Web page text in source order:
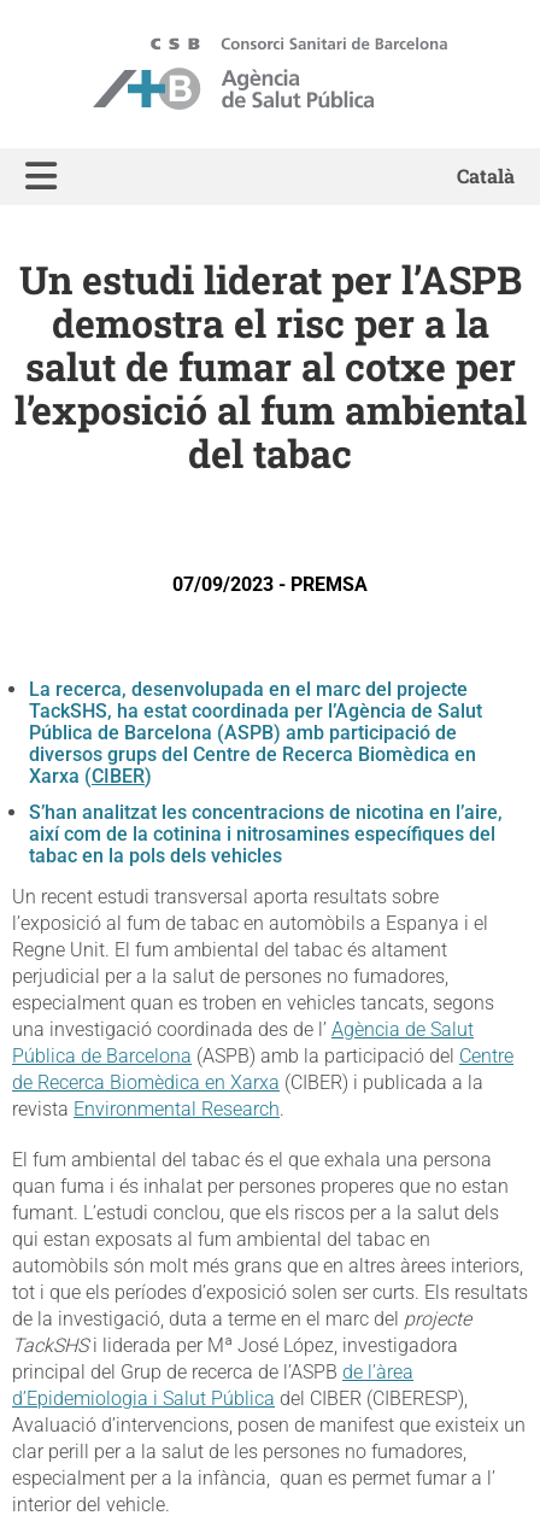
ASPB - Agència de Salut Pública de Barcelona
Català
Un estudi liderat per l’ASPB
demostra el risc per a la
salut de fumar al cotxe per
l’exposició al fum ambiental
del tabac
07/09/2023 - PREMSA
La recerca, desenvolupada en el marc del projecte
TackSHS, ha estat coordinada per l’Agència de Salut
Pública de Barcelona (ASPB) amb participació de
diversos grups del Centre de Recerca Biomèdica en
Xarxa (CIBER)
S’han analitzat les concentracions de nicotina en l’aire,
així com de la cotinina i nitrosamines específiques del
tabac en la pols dels vehicles
Un recent estudi transversal aporta resultats sobre
l’exposició al fum de tabac en automòbils a Espanya i el
Regne Unit. El fum ambiental del tabac és altament
perjudicial per a la salut de persones no fumadores,
especialment quan es troben en vehicles tancats, segons
una investigació coordinada des de l’ Agència de Salut
Pública de Barcelona (ASPB) amb la participació del Centre
de Recerca Biomèdica en Xarxa (CIBER) i publicada a la
revista Environmental Research.
El fum ambiental del tabac és el que exhala una persona
quan fuma i és inhalat per persones properes que no estan
fumant. L’estudi conclou, que els riscos per a la salut dels
qui estan exposats al fum ambiental del tabac en
automòbils són molt més grans que en altres àrees interiors,
tot i que els períodes d’exposició solen ser curts. Els resultats
de la investigació, duta a terme en el marc del projecte
TackSHSi liderada per Mª José López, investigadora
principal del Grup de recerca de l’ASPB de l’àrea
d’Epidemiologia i Salut Pública del CIBER (CIBERESP),
Avaluació d’intervencions, posen de manifest que existeix un
clar perill per a la salut de les persones no fumadores,
especialment per a la infància, quan es permet fumar a l’
interior del vehicle.